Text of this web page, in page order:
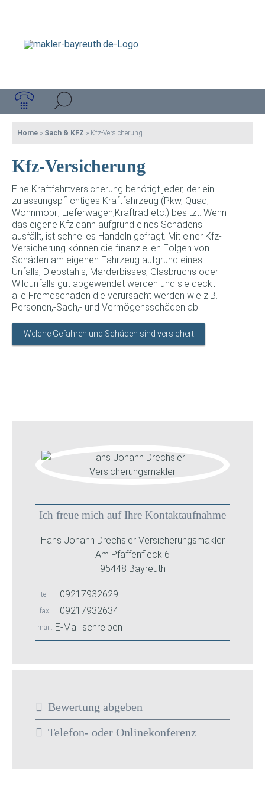
Home » Sach & KFZ » Kfz-Versicherung
Kfz-Versicherung
Eine Kraftfahrtversicherung benötigt jeder, der ein
zulassungspflichtiges Kraftfahrzeug (Pkw, Quad,
Wohnmobil, Lieferwagen,Kraftrad etc.) besitzt. Wenn
das eigene Kfz dann aufgrund eines Schadens
ausfällt, ist schnelles Handeln gefragt. Mit einer Kfz-
Versicherung können die finanziellen Folgen von
Schäden am eigenen Fahrzeug aufgrund eines
Unfalls, Diebstahls, Marderbisses, Glasbruchs oder
Wildunfalls gut abgewendet werden und sie deckt
alle Fremdschäden die verursacht werden wie z.B.
Personen,-Sach,- und Vermögensschäden ab.
Welche Gefahren und Schäden sind versichert
Ich freue mich auf Ihre Kontaktaufnahme
Hans Johann Drechsler Versicherungsmakler
Am Pfaffenfleck 6
95448 Bayreuth
tel 09217932629
fax 09217932634
mail E-Mail schreiben
Bewertung abgeben
Telefon- oder Onlinekonferenz